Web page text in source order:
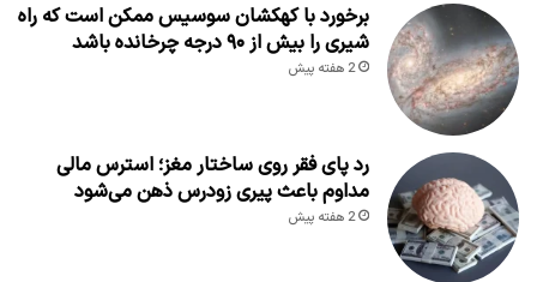
برخورد با کهکشان سوسیس ممکن است که راه
شیری را بیش از ۹۰ درجه چرخانده باشد
2 هفته پیش
رد پای فقر روی ساختار مغز؛ استرس مالی
مداوم باعث پیری زودرس ذهن می‌شود
2 هفته پیش